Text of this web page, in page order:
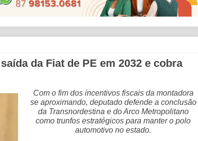
da Fiat de PE em 2032 e cobra
Com o fim dos incentivos fiscais da montadora
se aproximando, deputado defende a conclusão
da Transnordestina e do Arco Metropolitano
como trunfos estratégicos para manter o polo
automotivo no estado.